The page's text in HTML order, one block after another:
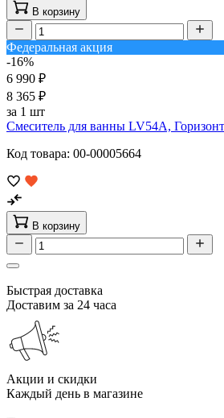
В корзину
Федеральная акция
-16%
6 990 ₽
8 365 ₽
за 1 шт
Смеситель для ванны LV54A,
Код товара: 00-00005664
В корзину
Быстрая доставка
Доставим за 24 часа
Акции и скидки
Каждый день в магазине